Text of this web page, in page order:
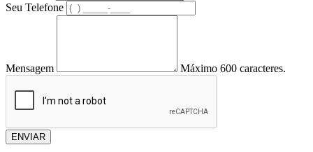
Seu Telefone
Mensagem Máximo 600 caracteres.
ENVIAR